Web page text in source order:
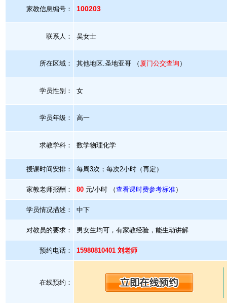
家教信息编号： 100203
联系人： 吴女士
所在区域： 其他地区.圣地亚哥 （ 厦门公交查询 ）
学员性别： 女
学员年级： 高一
求教学科： 数学物理化学
授课时间安排： 每周3次；每次2小时（再定）
家教老师报酬： 80 元/小时 （查看课时费参考标准）
学员情况描述： 中下
对教员的要求： 男女生均可，有家教经验，能生动讲解
预约电话： 15980810401 刘老师
在线预约：